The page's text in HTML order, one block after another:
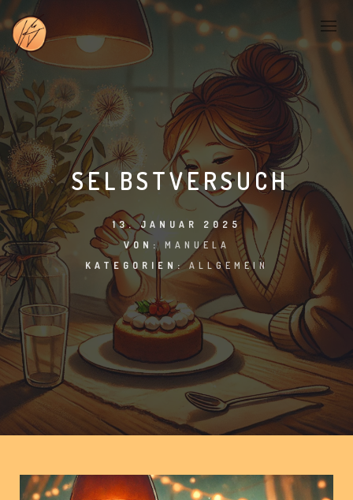
SELBSTVERSUCH
13. JANUAR 2025
VON: MANUELA
KATEGORIEN:ALLGEMEIN